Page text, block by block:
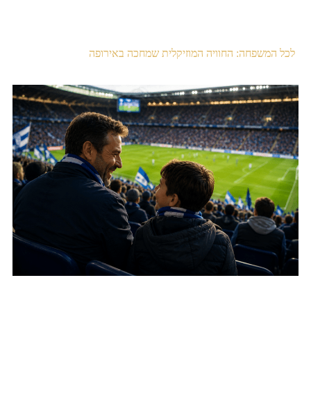
לכל המשפחה: החוויה המוזיקלית שמחכה באירופה